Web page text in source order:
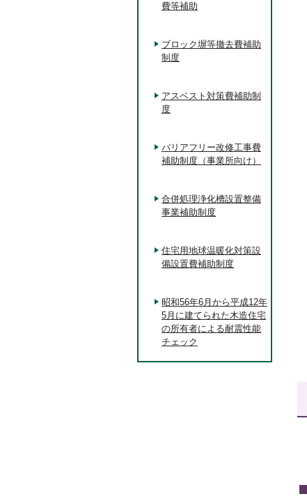
費等補助
ブロック塀等撤去費補助
制度
アスベスト対策費補助制
度
バリアフリー改修工事費
補助制度（事業所向け）
合併処理浄化槽設置整備
事業補助制度
住宅用地球温暖化対策設
備設置費補助制度
昭和56年6月から平成12年
5月に建てられた木造住宅
の所有者による耐震性能
チェック